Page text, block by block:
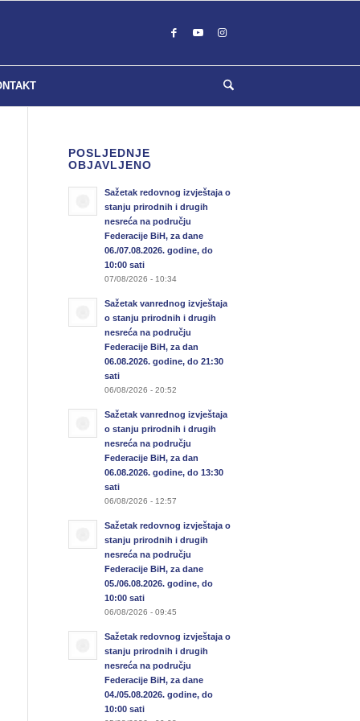
POSLJEDNJE
OBJAVLJENO
Sažetak redovnog izvještaja o
stanju prirodnih i drugih
nesreća na području
Federacije BiH, za dane
06./07.08.2026. godine, do
10:00 sati
07/08/2026 - 10:34
Sažetak vanrednog izvještaja
o stanju prirodnih i drugih
nesreća na području
Federacije BiH, za dan
06.08.2026. godine, do 21:30
sati
06/08/2026 - 20:52
Sažetak vanrednog izvještaja
o stanju prirodnih i drugih
nesreća na području
Federacije BiH, za dan
06.08.2026. godine, do 13:30
sati
06/08/2026 - 12:57
Sažetak redovnog izvještaja o
stanju prirodnih i drugih
nesreća na području
Federacije BiH, za dane
05./06.08.2026. godine, do
10:00 sati
06/08/2026 - 09:45
Sažetak redovnog izvještaja o
stanju prirodnih i drugih
nesreća na području
Federacije BiH, za dane
04./05.08.2026. godine, do
10:00 sati